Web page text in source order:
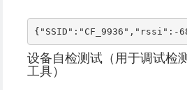
{"SSID":"CF_9936","rssi":-
设备自检测试（用于调试检
工具）